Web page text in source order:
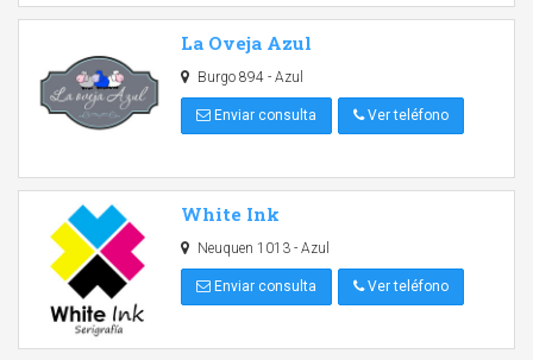
La Oveja Azul
Burgo 894 - Azul
Enviar consulta Ver teléfono
White Ink
Neuquen 1013 - Azul
Enviar consulta Ver teléfono